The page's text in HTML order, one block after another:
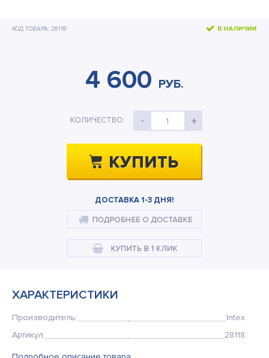
Озонаторы
Отдых на воде
Детские товары
Палатки и тенты
Рюкзаки и сумки
Мангалы и коптильни
ХАРАКТЕРИСТИКИ
Производитель:
Intex
Артикул:
28118
КОД ТОВАРА: 28118
4 600 РУБ.
1
КОЛИЧЕСТВО:
ДОСТАВКА 1-3 ДНЯ!